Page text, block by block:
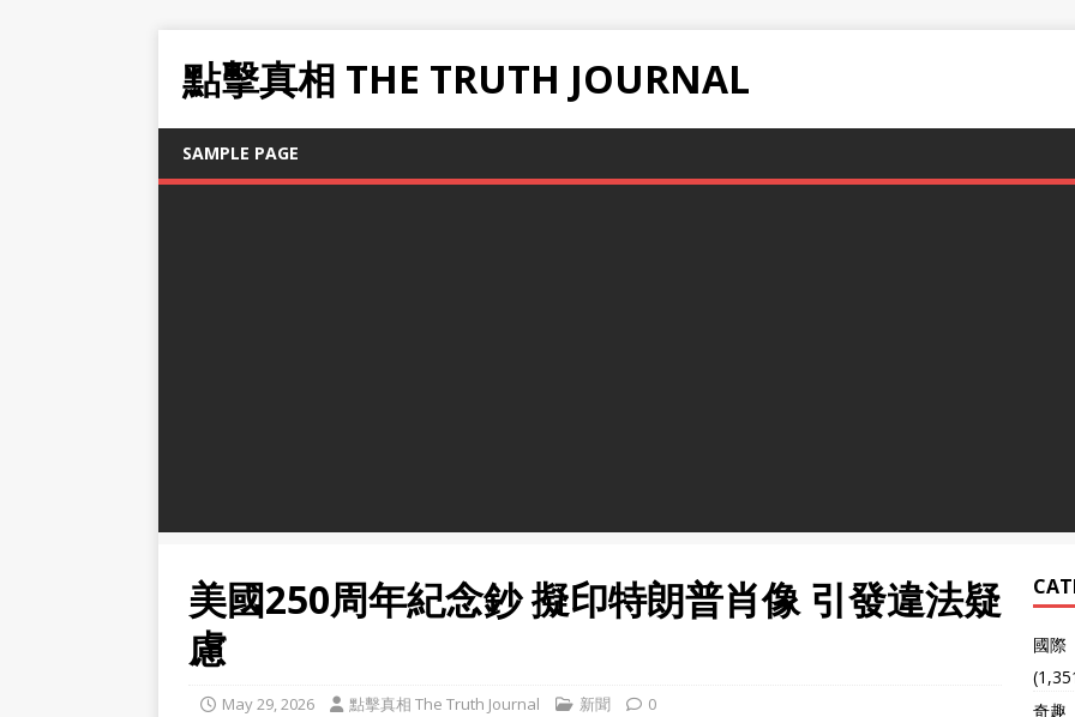
點擊真相 THE TRUTH JOURNAL
SAMPLE PAGE
美國250周年紀念鈔 擬印特朗普肖像 引發違法疑
慮
May 29, 2026 點擊真相 The Truth Journal 新聞 0
國際
奇趣